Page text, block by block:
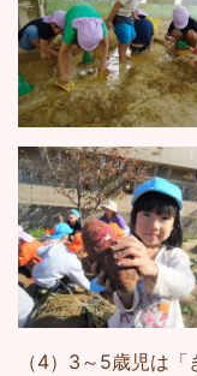
（4）3～5歳児は